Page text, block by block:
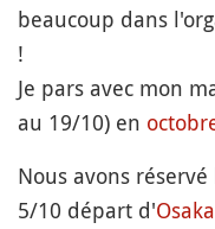
beaucoup dans
!
Je pars avec mon
au 19/10) en
Nous avons
5/10 départ d'Osaka